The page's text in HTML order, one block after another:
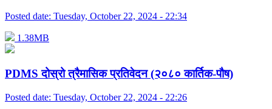
Posted date: Tuesday, October 22, 2024 - 22:34
1.38MB
PDMS दोस्रो त्रैमासिक प्रतिवेदन (२०८० कार्तिक-पौष)
Posted date: Tuesday, October 22, 2024 - 22:26